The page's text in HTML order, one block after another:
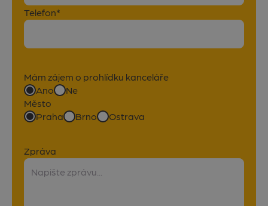
Telefon*
Mám zájem o prohlídku kanceláře
Ano
Ne
Město
Praha
Brno Ostrava
Zpráva